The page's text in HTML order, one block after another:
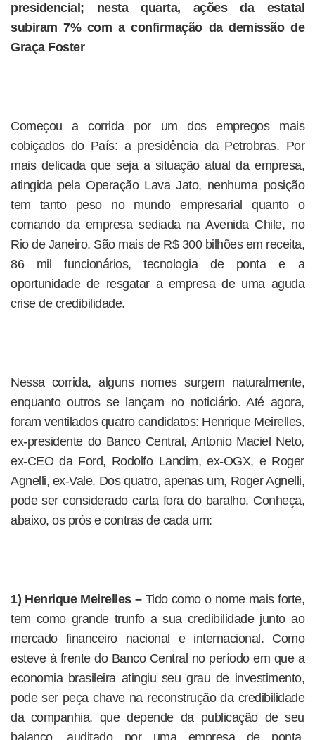
presidencial; nesta quarta, ações da estatal
subiram 7% com a confirmação da demissão de
Graça Foster
Começou a corrida por um dos empregos mais
cobiçados do País: a presidência da Petrobras. Por
mais delicada que seja a situação atual da empresa,
atingida pela Operação Lava Jato, nenhuma posição
tem tanto peso no mundo empresarial quanto o
comando da empresa sediada na Avenida Chile, no
Rio de Janeiro. São mais de R$ 300 bilhões em receita,
86 mil funcionários, tecnologia de ponta e a
oportunidade de resgatar a empresa de uma aguda
crise de credibilidade.
Nessa corrida, alguns nomes surgem naturalmente,
enquanto outros se lançam no noticiário. Até agora,
foram ventilados quatro candidatos: Henrique Meirelles,
ex-presidente do Banco Central, Antonio Maciel Neto,
ex-CEO da Ford, Rodolfo Landim, ex-OGX, e Roger
Agnelli, ex-Vale. Dos quatro, apenas um, Roger Agnelli,
pode ser considerado carta fora do baralho. Conheça,
abaixo, os prós e contras de cada um:
1) Henrique Meirelles –Tido como o nome mais forte,
tem como grande trunfo a sua credibilidade junto ao
mercado financeiro nacional e internacional. Como
esteve à frente do Banco Central no período em que a
economia brasileira atingiu seu grau de investimento,
pode ser peça chave na reconstrução da credibilidade
da companhia, que depende da publicação de seu
balanço, auditado por uma empresa de ponta.